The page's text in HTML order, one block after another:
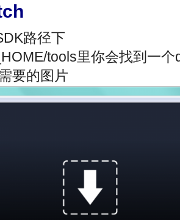
路径下
tools里你会找到一
要的图片